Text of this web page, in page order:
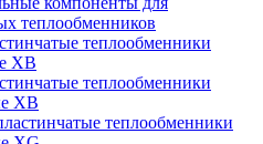
теплообменников
теплообменники
XB
теплообменники
ХВ
теплообменники